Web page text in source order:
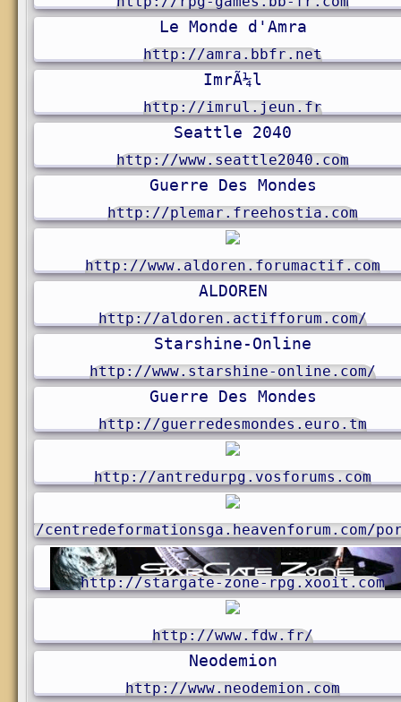
Le Monde d'Amra
http://amra.bbfr.net
ImrÃ¼l
http://imrul.jeun.fr
Seattle 2040
http://www.seattle2040.com
Guerre Des Mondes
http://plemar.freehostia.com
http://www.aldoren.forumactif.com
ALDOREN
http://aldoren.actifforum.com/
Starshine-Online
http://www.starshine-online.com/
Guerre Des Mondes
http://guerredesmondes.euro.tm
http://antredurpg.vosforums.com
centredeformationsga.heavenforum.com/
http://stargate-zone-rpg.xooit.com
http://www.fdw.fr/
Neodemion
http://www.neodemion.com